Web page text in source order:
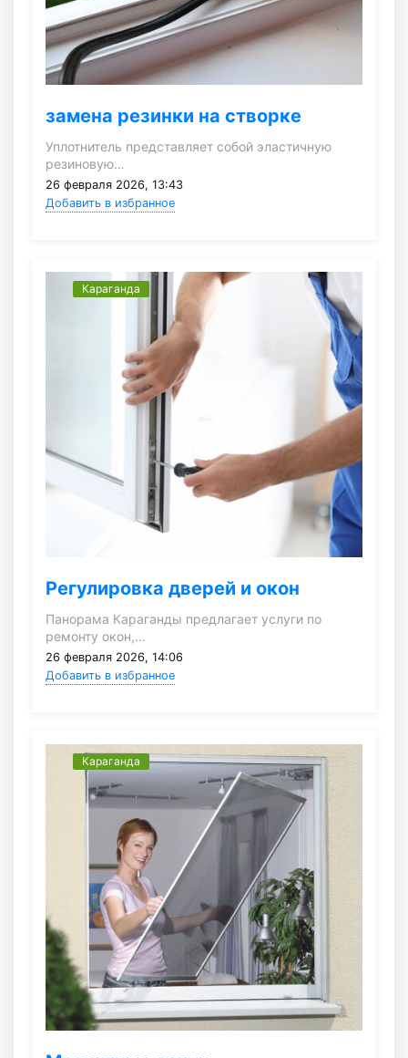
замена резинки на створке
Уплотнитель представляет собой эластичную
резиновую…
26 февраля 2026, 13:43
Добавить в избранное
Караганда
Регулировка дверей и окон
Панорама Караганды предлагает услуги по
ремонту окон,…
26 февраля 2026, 14:06
Добавить в избранное
Караганда